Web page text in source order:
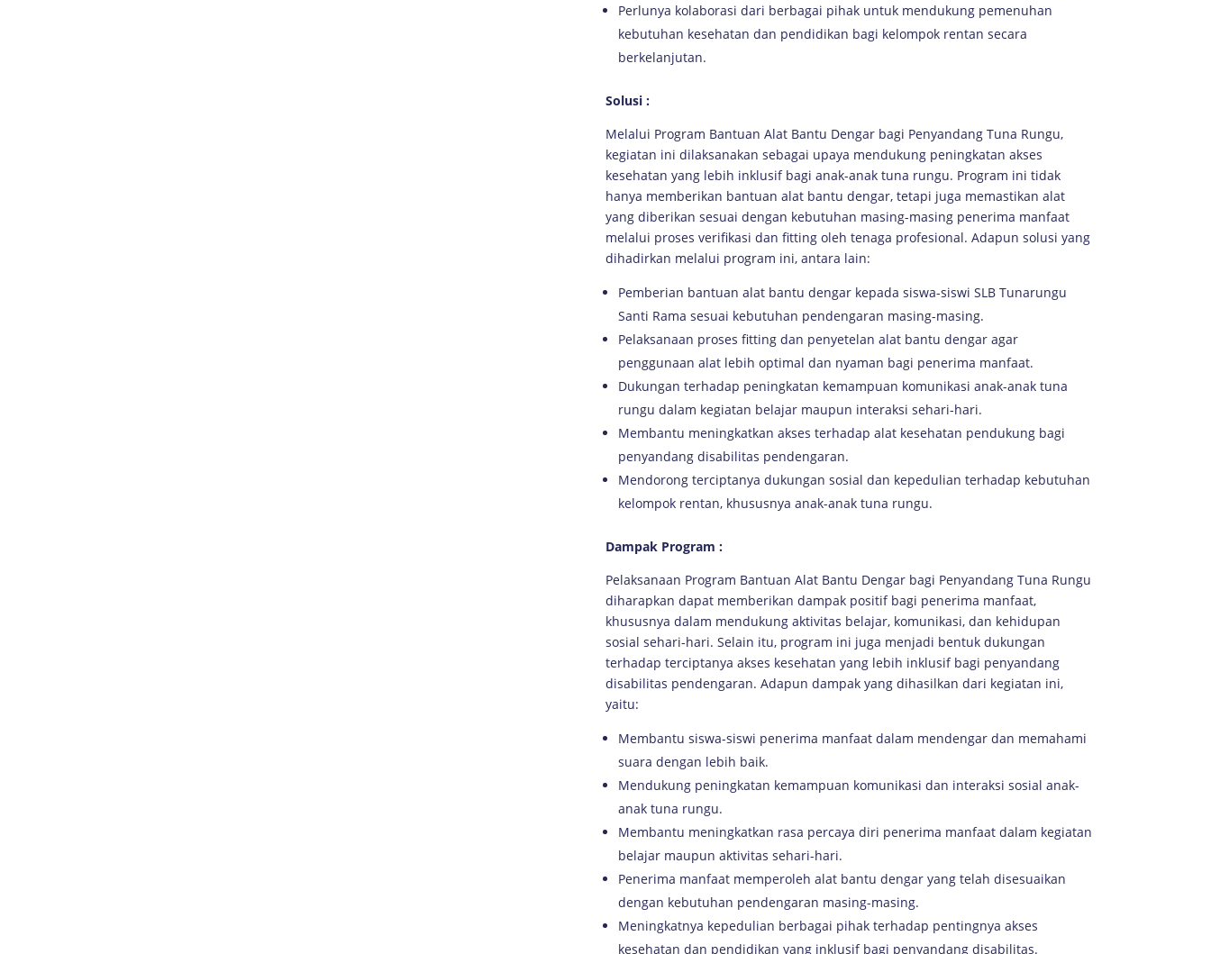
Perlunya kolaborasi dari berbagai pihak untuk mendukung pemenuhan
kebutuhan kesehatan dan pendidikan bagi kelompok rentan secara
berkelanjutan.
Solusi :
Melalui Program Bantuan Alat Bantu Dengar bagi Penyandang Tuna Rungu,
kegiatan ini dilaksanakan sebagai upaya mendukung peningkatan akses
kesehatan yang lebih inklusif bagi anak-anak tuna rungu. Program ini tidak
hanya memberikan bantuan alat bantu dengar, tetapi juga memastikan alat
yang diberikan sesuai dengan kebutuhan masing-masing penerima manfaat
melalui proses verifikasi dan fitting oleh tenaga profesional. Adapun solusi yang
dihadirkan melalui program ini, antara lain:
Pemberian bantuan alat bantu dengar kepada siswa-siswi SLB Tunarungu
Santi Rama sesuai kebutuhan pendengaran masing-masing.
Pelaksanaan proses fitting dan penyetelan alat bantu dengar agar
penggunaan alat lebih optimal dan nyaman bagi penerima manfaat.
Dukungan terhadap peningkatan kemampuan komunikasi anak-anak tuna
rungu dalam kegiatan belajar maupun interaksi sehari-hari.
Membantu meningkatkan akses terhadap alat kesehatan pendukung bagi
penyandang disabilitas pendengaran.
Mendorong terciptanya dukungan sosial dan kepedulian terhadap kebutuhan
kelompok rentan, khususnya anak-anak tuna rungu.
Dampak Program :
Pelaksanaan Program Bantuan Alat Bantu Dengar bagi Penyandang Tuna Rungu
diharapkan dapat memberikan dampak positif bagi penerima manfaat,
khususnya dalam mendukung aktivitas belajar, komunikasi, dan kehidupan
sosial sehari-hari. Selain itu, program ini juga menjadi bentuk dukungan
terhadap terciptanya akses kesehatan yang lebih inklusif bagi penyandang
disabilitas pendengaran. Adapun dampak yang dihasilkan dari kegiatan ini,
yaitu:
Membantu siswa-siswi penerima manfaat dalam mendengar dan memahami
suara dengan lebih baik.
Mendukung peningkatan kemampuan komunikasi dan interaksi sosial anak-
anak tuna rungu.
Membantu meningkatkan rasa percaya diri penerima manfaat dalam kegiatan
belajar maupun aktivitas sehari-hari.
Penerima manfaat memperoleh alat bantu dengar yang telah disesuaikan
dengan kebutuhan pendengaran masing-masing.
Meningkatnya kepedulian berbagai pihak terhadap pentingnya akses
kesehatan dan pendidikan yang inklusif bagi penyandang disabilitas.